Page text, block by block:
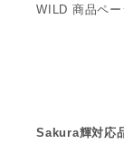
WILD 商品ペー
Sakura輝対応